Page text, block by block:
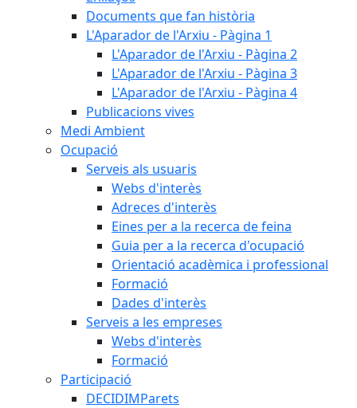
Documents que fan història
L'Aparador de l'Arxiu - Pàgina 1
L'Aparador de l'Arxiu - Pàgina 2
L'Aparador de l'Arxiu - Pàgina 3
L'Aparador de l'Arxiu - Pàgina 4
Publicacions vives
Medi Ambient
Ocupació
Serveis als usuaris
Webs d'interès
Adreces d'interès
Eines per a la recerca de feina
Guia per a la recerca d'ocupació
Orientació acadèmica i professional
Formació
Dades d'interès
Serveis a les empreses
Webs d'interès
Formació
Participació
DECIDIMParets